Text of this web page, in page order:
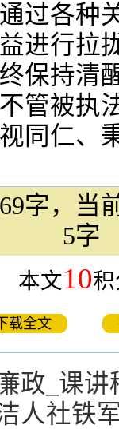
过各种
进行拉
保持清
管被执
同仁、
字，当
5字
本文10
载全文
政_课
人社铁